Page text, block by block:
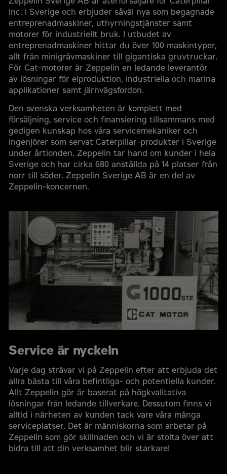
Inc. i Sverige och erbjuder såväl nya som begagnade
entreprenadmaskiner, uthyrningstjänster samt
motorer för industriellt bruk. I utbudet av
entreprenadmaskiner hittar du över 100 maskintyper,
allt från minigrävmaskiner till gigantiska gruvtruckar.
För Cat-motorer är Zeppelin en ledande leverantör
av lösningar för elproduktion, industriella och marina
applikationer samt järnvägsfordon.
Den svenska verksamheten är komplett med
försäljning, service och finansiering tillsammans med
gedigen kunskap hos våra servicemekaniker och
ingenjörer som servat Caterpillar-produkter i Sverige
under årtionden. Zeppelin tar hand om kunder i hela
Sverige och har cirka 680 anställda på 14 platser från
norr till söder. Zeppelin Sverige AB är en del av
Zeppelin-koncernen.
Service är nyckeln
Varje dag strävar vi på Zeppelin efter att erbjuda det
allra bästa till våra befintliga- och potentiella kunder.
Allt Zeppelin gör är baserat på högkvalitativa
lösningar från ledande tillverkare. Dessutom finns vi
alltid i närheten av kunden tack vare våra många
serviceplatser. Det är människorna som arbetar på
Zeppelin som gör skillnaden och vi är stolta över att
bidra till att din verksamhet blir starkare!